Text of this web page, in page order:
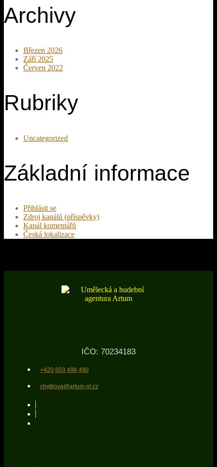
Archivy
Březen 2026
Září 2025
Červen 2022
Rubriky
Uncategorized
Základní informace
Přihlásit se
Zdroj kanálů (příspěvky)
Kanál komentářů
Česká lokalizace
IČO: 70234183
+420 603 498 490
chytilova@artum-ol.cz